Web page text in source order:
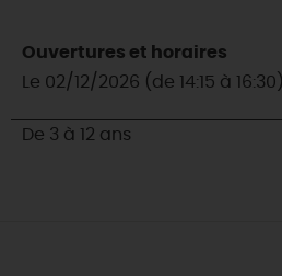
Ouvertures et horaires
Le 02/12/2026 (de 14:15 à 16:30)
De 3 à 12 ans